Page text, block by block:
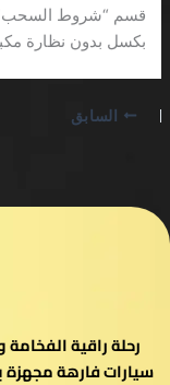
بكسل بدون نظارة
السابق
رحلة راقية
سيارات فارهة مجهزة